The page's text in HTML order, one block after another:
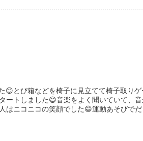
😊とび箱などを椅子に見立てて椅子取りゲ
ートしました😄音楽をよく聞いていて、
はニコニコの笑顔でした😄運動あそびでだ